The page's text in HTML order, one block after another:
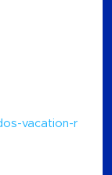
vacation-r